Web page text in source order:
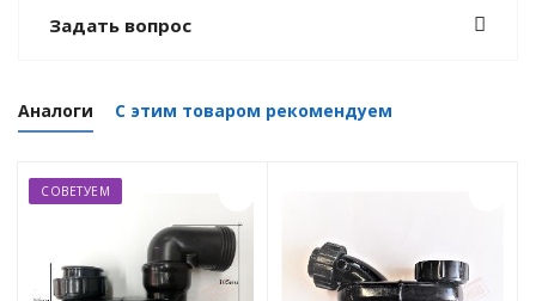
Задать вопрос
Аналоги С этим товаром рекомендуем
СОВЕТУЕМ